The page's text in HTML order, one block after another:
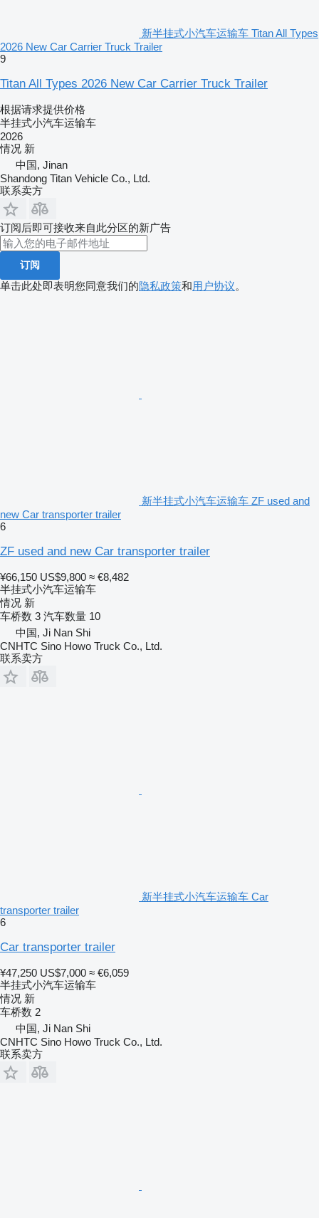
新半挂式小汽车运输车 Titan All Types
2026 New Car Carrier Truck Trailer
9
Titan All Types 2026 New Car Carrier Truck Trailer
根据请求提供价格
半挂式小汽车运输车
2026
情况 新
中国, Jinan
Shandong Titan Vehicle Co., Ltd.
联系卖方
订阅后即可接收来自此分区的新广告
订阅
单击此处即表明您同意我们的隐私政策和用户协议。
新半挂式小汽车运输车 ZF used and
new Car transporter trailer
6
ZF used and new Car transporter trailer
¥66,150 US$9,800 ≈ €8,482
半挂式小汽车运输车
情况 新
车桥数 3 汽车数量 10
中国, Ji Nan Shi
CNHTC Sino Howo Truck Co., Ltd.
联系卖方
新半挂式小汽车运输车 Car
transporter trailer
6
Car transporter trailer
¥47,250 US$7,000 ≈ €6,059
半挂式小汽车运输车
情况 新
车桥数 2
中国, Ji Nan Shi
CNHTC Sino Howo Truck Co., Ltd.
联系卖方